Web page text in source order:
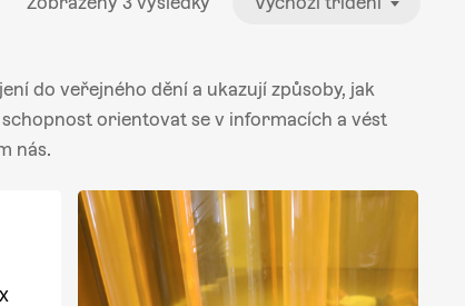
do veřejného dění a ukazují způsoby, jak
orientovat se v informacích a vést
nás.